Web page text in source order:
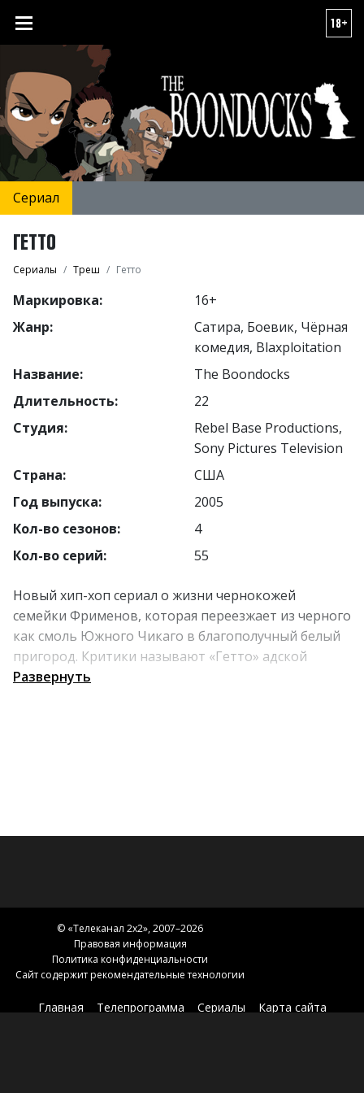
18+
Сериал
ГЕТТО
Сериалы Треш Гетто
Маркировка:
16+
Жанр:
Сатира, Боевик, Чёрная
комедия, Blaxploitation
Название:
The Boondocks
Длительность:
22
Студия:
Rebel Base Productions,
Sony Pictures Television
Страна:
США
Год выпуска:
2005
Кол-во сезонов:
4
Кол-во серий:
55
Новый хип-хоп сериал о жизни чернокожей
семейки Фрименов, которая переезжает из черного
как смоль Южного Чикаго в благополучный белый
пригород. Критики называют «Гетто» адской
смесью «Симпсонов» и «Южного парка», а также
Развернуть
© «Телеканал 2x2», 2007–2026
Правовая информация
Политика конфиденциальности
Сайт содержит рекомендательные технологии
Главная Телепрограмма Сериалы
Карта сайта